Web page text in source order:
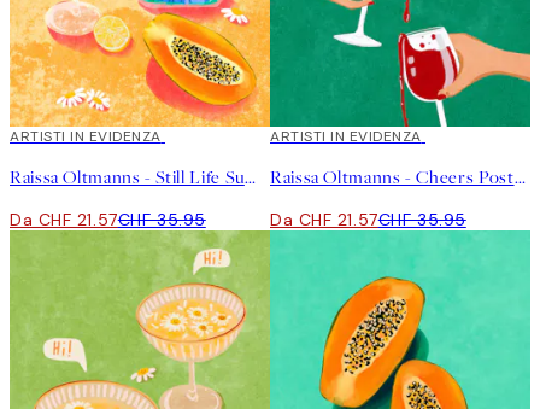
40%*
ARTISTI IN EVIDENZA
Raissa Oltmanns - Still Life Summer Vibes Poster
Da CHF 21.57CHF 35.95
40%*
ARTISTI IN EVIDENZA
Raissa Oltmanns - Cheers Poster
Da CHF 21.57CHF 35.95